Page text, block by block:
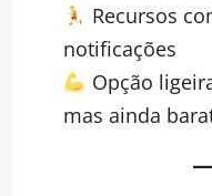
Recursos
notificações
Opção
mas ainda